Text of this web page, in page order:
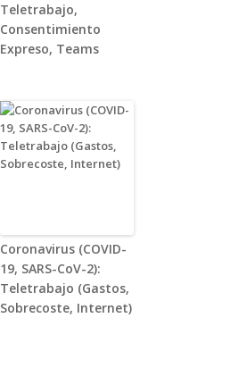
Teletrabajo,
Consentimiento
Expreso, Teams
Coronavirus (COVID-
19, SARS-CoV-2):
Teletrabajo (Gastos,
Sobrecoste, Internet)